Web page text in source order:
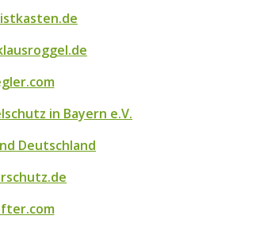
in Bayern e.V.
Deutschland